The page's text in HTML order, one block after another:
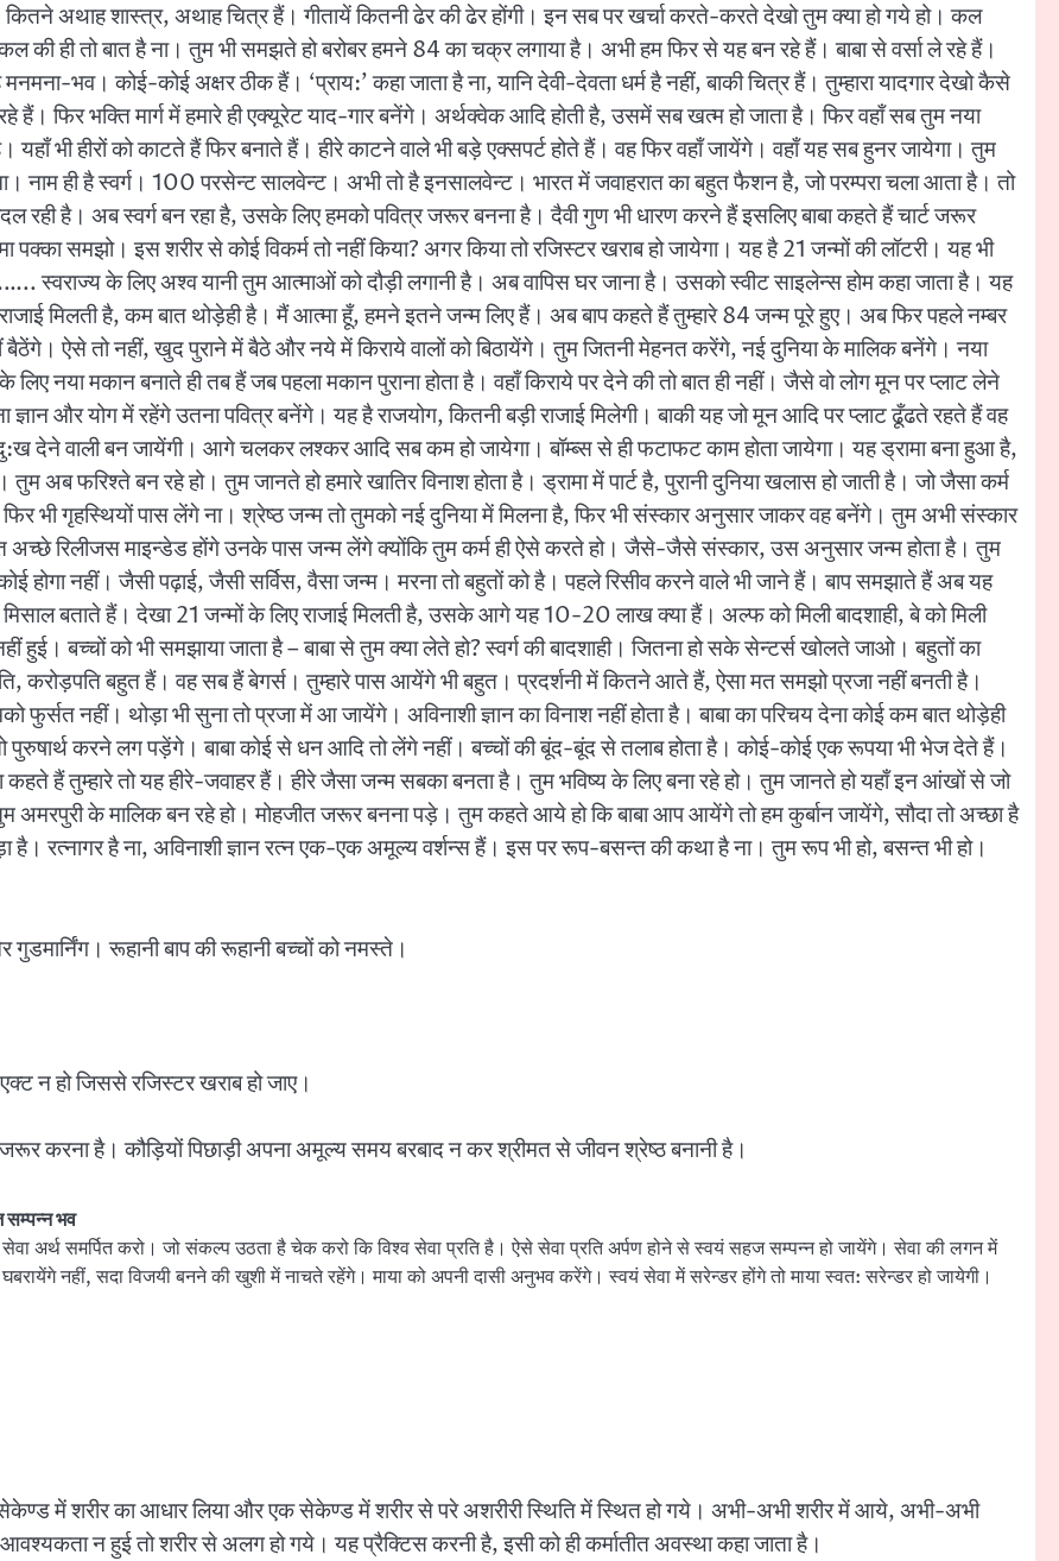
कितने अथाह शास्त्र, अथाह चित्र हैं। गीतायें कितनी ढेर की ढेर होंगी। इन सब पर खर्चा करते-करते देखो तुम क्या हो गये हो। कल
की ही तो बात है ना। तुम भी समझते हो बरोबर हमने 84 का चक्र लगाया है। अभी हम फिर से यह बन रहे हैं। बाबा से वर्सा ले रहे हैं।
भव। कोई-कोई अक्षर ठीक हैं। ‘प्राय:’ कहा जाता है ना, यानि देवी-देवता धर्म है नहीं, बाकी चित्र हैं। तुम्हारा यादगार देखो कैसे
फिर भक्ति मार्ग में हमारे ही एक्यूरेट याद-गार बनेंगे। अर्थक्वेक आदि होती है, उसमें सब खत्म हो जाता है। फिर वहाँ सब तुम नया
भी हीरों को काटते हैं फिर बनाते हैं। हीरे काटने वाले भी बड़े एक्सपर्ट होते हैं। वह फिर वहाँ जायेंगे। वहाँ यह सब हुनर जायेगा। तुम
नाम ही है स्वर्ग। 100 परसेन्ट सालवेन्ट। अभी तो है इनसालवेन्ट। भारत में जवाहरात का बहुत फैशन है, जो परम्परा चला आता है। तो
रही है। अब स्वर्ग बन रहा है, उसके लिए हमको पवित्र जरूर बनना है। दैवी गुण भी धारण करने हैं इसलिए बाबा कहते हैं चार्ट जरूर
समझो। इस शरीर से कोई विकर्म तो नहीं किया? अगर किया तो रजिस्टर खराब हो जायेगा। यह है 21 जन्मों की लॉटरी। यह भी
स्वराज्य के लिए अश्व यानी तुम आत्माओं को दौड़ी लगानी है। अब वापिस घर जाना है। उसको स्वीट साइलेन्स होम कहा जाता है। यह
मिलती है, कम बात थोड़ेही है। मैं आत्मा हूँ, हमने इतने जन्म लिए हैं। अब बाप कहते हैं तुम्हारे 84 जन्म पूरे हुए। अब फिर पहले नम्बर
ऐसे तो नहीं, खुद पुराने में बैठे और नये में किराये वालों को बिठायेंगे। तुम जितनी मेहनत करेंगे, नई दुनिया के मालिक बनेंगे। नया
नया मकान बनाते ही तब हैं जब पहला मकान पुराना होता है। वहाँ किराये पर देने की तो बात ही नहीं। जैसे वो लोग मून पर प्लाट लेने
और योग में रहेंगे उतना पवित्र बनेंगे। यह है राजयोग, कितनी बड़ी राजाई मिलेगी। बाकी यह जो मून आदि पर प्लाट ढूँढते रहते हैं वह
देने वाली बन जायेंगी। आगे चलकर लश्कर आदि सब कम हो जायेगा। बॉम्ब्स से ही फटाफट काम होता जायेगा। यह ड्रामा बना हुआ है,
अब फरिश्ते बन रहे हो। तुम जानते हो हमारे खातिर विनाश होता है। ड्रामा में पार्ट है, पुरानी दुनिया खलास हो जाती है। जो जैसा कर्म
भी गृहस्थियों पास लेंगे ना। श्रेष्ठ जन्म तो तुमको नई दुनिया में मिलना है, फिर भी संस्कार अनुसार जाकर वह बनेंगे। तुम अभी संस्कार
अच्छे रिलीजस माइन्डेड होंगे उनके पास जन्म लेंगे क्योंकि तुम कर्म ही ऐसे करते हो। जैसे-जैसे संस्कार, उस अनुसार जन्म होता है। तुम
होगा नहीं। जैसी पढ़ाई, जैसी सर्विस, वैसा जन्म। मरना तो बहुतों को है। पहले रिसीव करने वाले भी जाने हैं। बाप समझाते हैं अब यह
मिसाल बताते हैं। देखा 21 जन्मों के लिए राजाई मिलती है, उसके आगे यह 10-20 लाख क्या हैं। अल्फ को मिली बादशाही, बे को मिली
हुई। बच्चों को भी समझाया जाता है – बाबा से तुम क्या लेते हो? स्वर्ग की बादशाही। जितना हो सके सेन्टर्स खोलते जाओ। बहुतों का
करोड़पति बहुत हैं। वह सब हैं बेगर्स। तुम्हारे पास आयेंगे भी बहुत। प्रदर्शनी में कितने आते हैं, ऐसा मत समझो प्रजा नहीं बनती है।
नहीं। थोड़ा भी सुना तो प्रजा में आ जायेंगे। अविनाशी ज्ञान का विनाश नहीं होता है। बाबा का परिचय देना कोई कम बात थोड़ेही
करने लग पड़ेंगे। बाबा कोई से धन आदि तो लेंगे नहीं। बच्चों की बूंद-बूंद से तलाब होता है। कोई-कोई एक रूपया भी भेज देते हैं।
कहते हैं तुम्हारे तो यह हीरे-जवाहर हैं। हीरे जैसा जन्म सबका बनता है। तुम भविष्य के लिए बना रहे हो। तुम जानते हो यहाँ इन आंखों से जो
अमरपुरी के मालिक बन रहे हो। मोहजीत जरूर बनना पड़े। तुम कहते आये हो कि बाबा आप आयेंगे तो हम कुर्बान जायेंगे, सौदा तो अच्छा है
है। रत्नागर है ना, अविनाशी ज्ञान रत्न एक-एक अमूल्य वर्शन्स हैं। इस पर रूप-बसन्त की कथा है ना। तुम रूप भी हो, बसन्त भी हो।
गुडमार्निंग। रूहानी बाप की रूहानी बच्चों को नमस्ते।
न हो जिससे रजिस्टर खराब हो जाए।
करना है। कौड़ियों पिछाड़ी अपना अमूल्य समय बरबाद न कर श्रीमत से जीवन श्रेष्ठ बनानी है।
सम्पन्न भव
सेवा अर्थ समर्पित करो। जो संकल्प उठता है चेक करो कि विश्व सेवा प्रति है। ऐसे सेवा प्रति अर्पण होने से स्वयं सहज सम्पन्न हो जायेंगे। सेवा की लगन में
घबरायेंगे नहीं, सदा विजयी बनने की खुशी में नाचते रहेंगे। माया को अपनी दासी अनुभव करेंगे। स्वयं सेवा में सरेन्डर होंगे तो माया स्वत: सरेन्डर हो जायेगी।
में शरीर का आधार लिया और एक सेकेण्ड में शरीर से परे अशरीरी स्थिति में स्थित हो गये। अभी-अभी शरीर में आये, अभी-अभी
न हुई तो शरीर से अलग हो गये। यह प्रैक्टिस करनी है, इसी को ही कर्मातीत अवस्था कहा जाता है।